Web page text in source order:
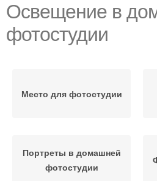
Освещение в
фотостудии
Место для фотостудии
Портреты в домашней
фотостудии